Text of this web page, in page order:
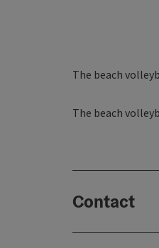
The beach
The beach
Contact